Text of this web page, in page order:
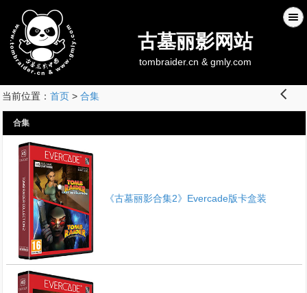
古墓丽影网站
tombraider.cn & gmly.com
当前位置： 󰊒
首页> 合集
合集
《古墓丽影合集2》Evercade版卡盒装